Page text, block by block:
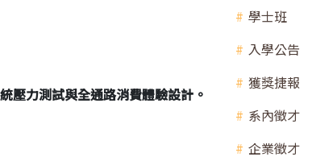
壓力測試與全通路消費體驗設計。
學士班
入學公告
獲獎捷報
系內徵才
企業徵才